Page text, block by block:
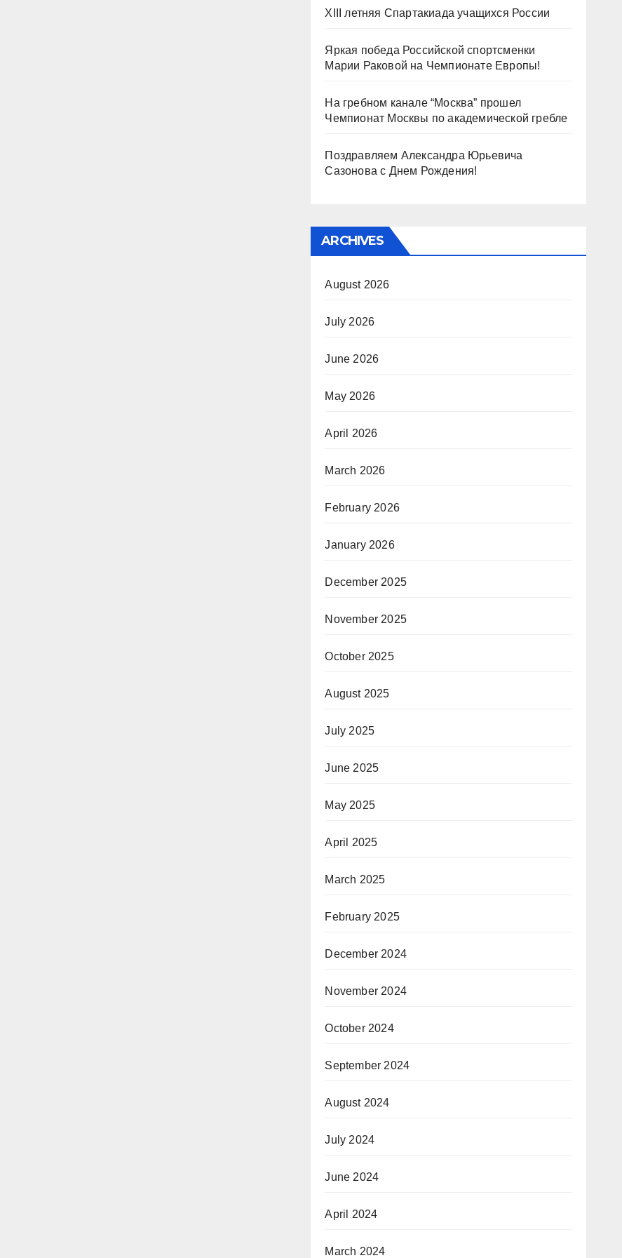
XIII летняя Спартакиада учащихся России
Яркая победа Российской спортсменки
Марии Раковой на Чемпионате Европы!
На гребном канале “Москва” прошел
Чемпионат Москвы по академической гребле
Поздравляем Александра Юрьевича
Сазонова с Днем Рождения!
ARCHIVES
August 2026
July 2026
June 2026
May 2026
April 2026
March 2026
February 2026
January 2026
December 2025
November 2025
October 2025
August 2025
July 2025
June 2025
May 2025
April 2025
March 2025
February 2025
December 2024
November 2024
October 2024
September 2024
August 2024
July 2024
June 2024
April 2024
March 2024